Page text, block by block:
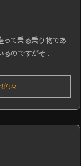
て乗る乗り物であ
るのですがそ ...
色々